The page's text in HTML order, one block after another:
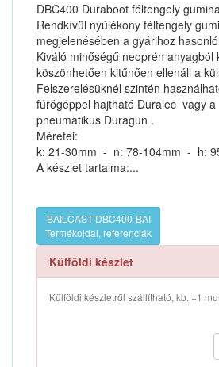
DBC400 Duraboot féltengely
Rendkívül nyúlékony féltengely
megjelenésében a gyárihoz
Kiváló minőségű neoprén anyagból
köszönhetően kitűnően ellenáll a
Felszerelésüknél szintén
fúrógéppel hajtható Duralec vagy a
pneumatikus Duragun .
Méretei:
k: 21-30mm - n: 78-104mm - h:
A készlet tartalma:...
BAILCAST DBC400-BAI
Termékoldal, referenciák
Külföldi készlet
Külföldi készletről szállítható, kb. +1